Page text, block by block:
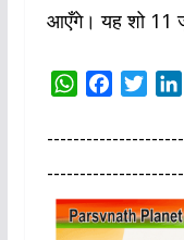
आएँगे। यह शो 11
W
a
A
c
o
i
e